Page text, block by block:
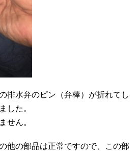
排水弁のピン（弁棒）が折れてし
した。
せん。
他の部品は正常ですので、この部